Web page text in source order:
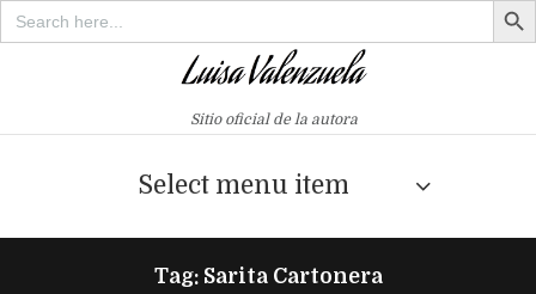
Search
for:
Sitio oficial de la autora
Select menu item
Tag: Sarita Cartonera